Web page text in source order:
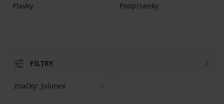
Plavky Podprsenky
FILTRY
značky: Julimex